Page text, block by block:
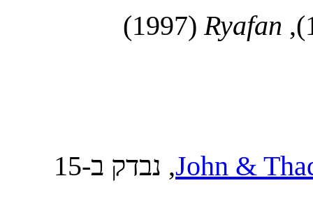
Ryafan
(1997)
John & , British Champions Series, נבדק ב-15